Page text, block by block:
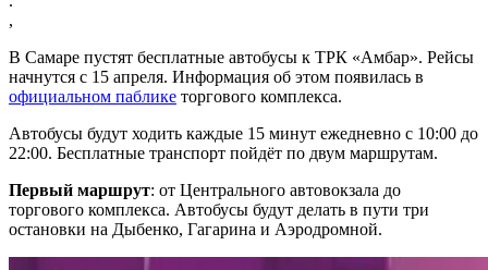
,
В Самаре пустят бесплатные автобусы к ТРК «Амбар». Рейсы
начнутся с 15 апреля. Информация об этом появилась в
официальном паблике торгового комплекса.
Автобусы будут ходить каждые 15 минут ежедневно с 10:00 до
22:00. Бесплатные транспорт пойдёт по двум маршрутам.
Первый маршрут: от Центрального автовокзала до
торгового комплекса. Автобусы будут делать в пути три
остановки на Дыбенко, Гагарина и Аэродромной.